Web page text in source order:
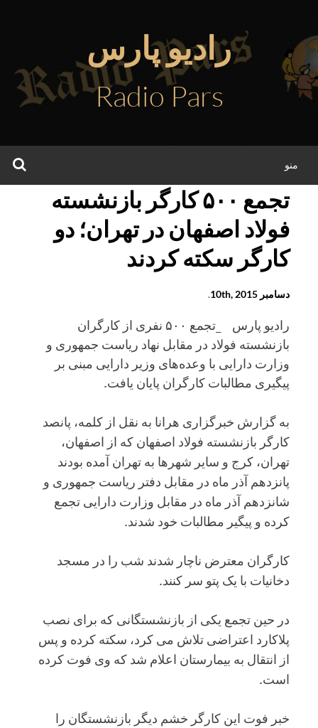
محتوا
رادیو پارس
Radio Pars
منو
تجمع ۵۰۰ کارگر بازنشسته
فولاد اصفهان در تهران؛ دو
کارگر سکته کردند
دسامبر 10th, 2015 .
رادیو پارس _تجمع ۵۰۰ نفری از کارگران
بازنشسته فولاد در مقابل نهاد ریاست جمهوری و
وزارت دارایی با وعده‌های وزیر دارایی مبنی بر
پیگیری مطالبات کارگران پایان یافت.
به گزارش خبرگزاری هرانا به نقل از کلمه، پانصد
کارگر بازنشسته فولاد اصفهان که از اصفهان،
تهران، کرج و سایر شهرها به تهران آمده بودند
پانزدهم آذر ماه در مقابل دفتر ریاست جمهوری و
شانزدهم آذر ماه در مقابل وزارت دارایی تجمع
کرده و پیگیر مطالبات خود شدند.
کارگران معترض ناچار شدند شب را در مسجد
دخانیات با یک پتو سر کنند.
در حین تجمع یکی از بازنشستگانی که برای نصب
پلاکارد اعتراضی تلاش می کرد، سکته کرده و پس
از انتقال به بیمارستان اعلام شد که وی فوت کرده
است.
خبر فوت این کارگر خشم دیگر بازنشستگان را